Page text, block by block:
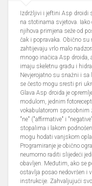
Izdržljivi i jeftini Asp droidi
na stotinama svjetova. Iako
njihova primjena seže od
čak i popravaka. Obično su
zahtijevaju vrlo malo
mnogo inačica Asp droida,
imaju skeletnu građu i
Nevjerojatno su snažni i
se često mogu sresti pri
Glava Asp droida je
modulom, jednim
vokabulatorom sposobnim
"ne" ("affirmative" i
stopalima i lakom
mogu hodati vanjskom
Programiranje je obično
neumorno raditi slijedeći
obavljen. Međutim, ako se
ostavlja posao nedovršen i
instrukcije. Zahvaljujući